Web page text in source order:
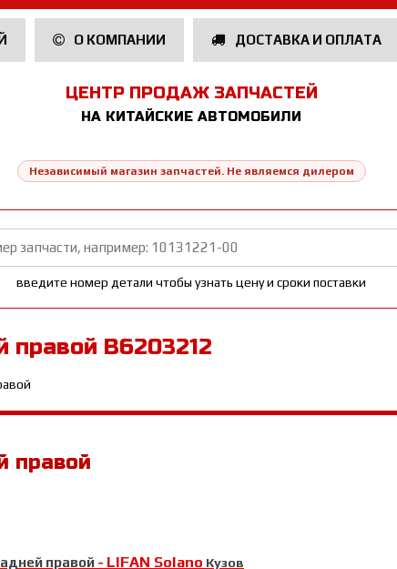
О КОМПАНИИ ДОСТАВКА И ОПЛАТА
ЦЕНТР ПРОДАЖ ЗАПЧАСТЕЙ
НА КИТАЙСКИЕ АВТОМОБИЛИ
Независимый магазин запчастей. Не являемся дилером
введите номер детали чтобы узнать цену и сроки поставки
правой B6203212
правой
правой - LIFAN Solano Кузов